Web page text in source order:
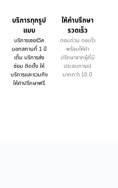
บริการทุกรูป
แบบ
บริการเซอร์วิส
นอกสถานที่ 1 ปี
เต็ม บริการส่ง
ซ่อม ติดตั้ง ให้
บริการและรวมถึง
ให้คำปรึกษาฟรี
ให้คำบรึกษา
รวดเร็ว
ตอบด่วน ตอบไว
พร้อมให้คำ
ปรึกษาจากผู้ที่มี
ประสบการณ์
มากกว่า 10 ปี